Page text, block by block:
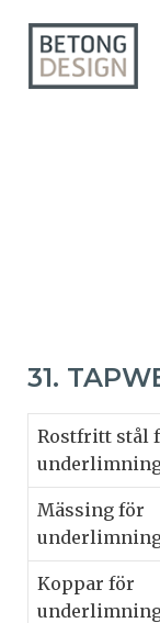
31.
Rostfritt stål
Mässing för
Koppar för